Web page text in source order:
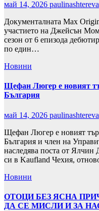
май 14, 2026 paulinashtereva
Документалната Max
участието на Джейсън
сезон от 6 епизода
по един…
Новини
Щефан Люгер е новият
България
май 14, 2026 paulinashtereva
Щефан Люгер е новият
България и член на
наследява поста от Ялчин
си в Kaufland Чехия,
Новини
ОТОЦИ БЕЗ ЯСНА
ДА СЕ МИСЛИ И ЗА